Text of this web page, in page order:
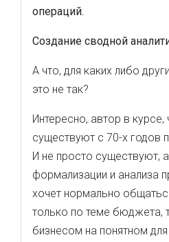
операций.
Создание сводной
А что, для каких либо
это не так?
Интересно, автор в курсе,
существуют с 70-х годов
И не просто существуют,
формализации и анализа
хочет нормально
только по теме бюджета,
бизнесом на понятном